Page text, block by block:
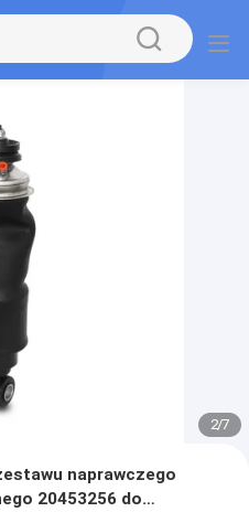
2/7
naprawczego
do